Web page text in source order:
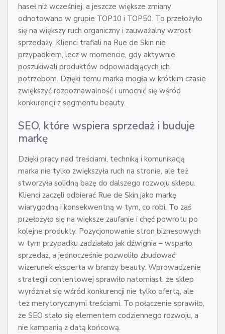
haseł niż wcześniej, a jeszcze większe zmiany
odnotowano w grupie TOP10 i TOP50. To przełożyło
się na większy ruch organiczny i zauważalny wzrost
sprzedaży. Klienci trafiali na Rue de Skin nie
przypadkiem, lecz w momencie, gdy aktywnie
poszukiwali produktów odpowiadających ich
potrzebom. Dzięki temu marka mogła w krótkim czasie
zwiększyć rozpoznawalność i umocnić się wśród
konkurencji z segmentu beauty.
SEO, które wspiera sprzedaż i buduje
markę
Dzięki pracy nad treściami, techniką i komunikacją
marka nie tylko zwiększyła ruch na stronie, ale też
stworzyła solidną bazę do dalszego rozwoju sklepu.
Klienci zaczęli odbierać Rue de Skin jako markę
wiarygodną i konsekwentną w tym, co robi. To zaś
przełożyło się na większe zaufanie i chęć powrotu po
kolejne produkty. Pozycjonowanie stron biznesowych
w tym przypadku zadziałało jak dźwignia – wsparło
sprzedaż, a jednocześnie pozwoliło zbudować
wizerunek eksperta w branży beauty. Wprowadzenie
strategii contentowej sprawiło natomiast, że sklep
wyróżniał się wśród konkurencji nie tylko ofertą, ale
też merytorycznymi treściami. To połączenie sprawiło,
że SEO stało się elementem codziennego rozwoju, a
nie kampanią z datą końcową.